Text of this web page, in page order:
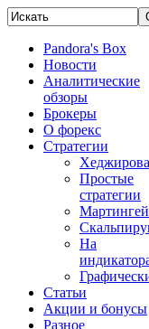
Pandora's Box
Новости
Аналитические
обзоры
Брокеры
О форекс
Стратегии
Простые
стратегии
На
Статьи
Акции и бонусы
Разное